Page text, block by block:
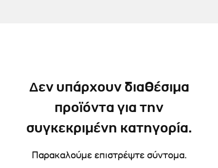
Δεν υπάρχουν διαθέσιμα
προϊόντα για την
συγκεκριμένη κατηγορία.
Παρακαλούμε επιστρέψτε σύντομα.